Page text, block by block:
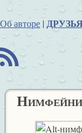
Об авторе |
B